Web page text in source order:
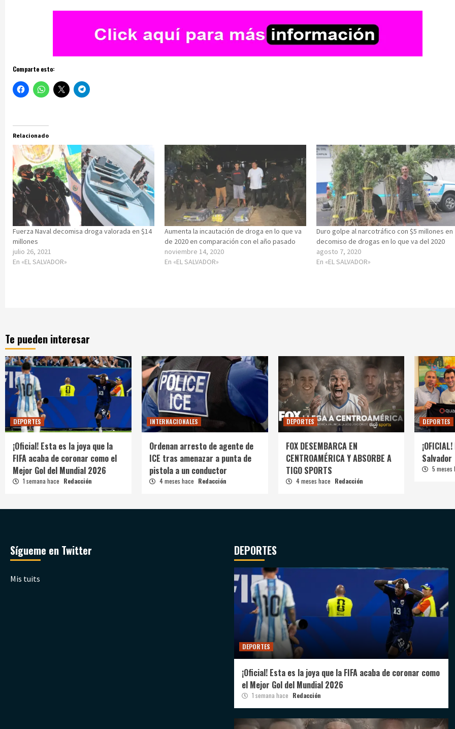
Comparte esto:
Relacionado
Fuerza Naval decomisa droga valorada en $14
millones
julio 26, 2021
En «EL SALVADOR»
Aumenta la incautación de droga en lo que va
de 2020 en comparación con el año pasado
noviembre 14, 2020
En «EL SALVADOR»
Duro golpe al narcotráfico con $5 millones en
decomiso de drogas en lo que va del 2020
agosto 7, 2020
En «EL SALVADOR»
Te pueden interesar
DEPORTES
¡Oficial! Esta es la joya que la
FIFA acaba de coronar como el
Mejor Gol del Mundial 2026
1 semana hace Redacción
INTERNACIONALES
Ordenan arresto de agente de
ICE tras amenazar a punta de
pistola a un conductor
4 meses hace Redacción
DEPORTES
FOX DESEMBARCA EN
CENTROAMÉRICA Y ABSORBE A
TIGO SPORTS
4 meses hace Redacción
DEPORTES
Salvador
5 meses
Sígueme en Twitter
Mis tuits
DEPORTES
DEPORTES
¡Oficial! Esta es la joya que la FIFA acaba de coronar como
el Mejor Gol del Mundial 2026
1 semana hace Redacción